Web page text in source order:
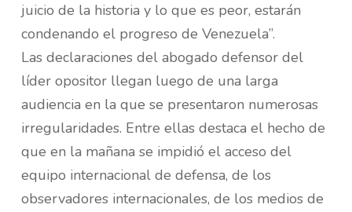
juicio de la historia y lo que es peor, estarán
condenando el progreso de Venezuela”.
Las declaraciones del abogado defensor del
líder opositor llegan luego de una larga
audiencia en la que se presentaron numerosas
irregularidades. Entre ellas destaca el hecho de
que en la mañana se impidió el acceso del
equipo internacional de defensa, de los
observadores internacionales, de los medios de